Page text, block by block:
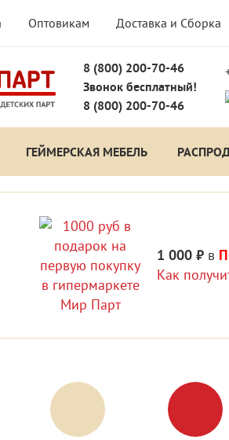
Оптовикам Доставка и Сборка
8 (800) 200-70-46
Звонок бесплатный!
8 (800) 200-70-46
ГЕЙМЕРСКАЯ МЕБЕЛЬ
1 000 ₽ в
Как